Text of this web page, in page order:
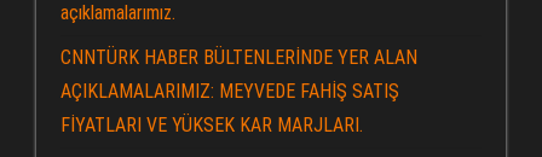
açıklamalarımız.
CNNTÜRK HABER BÜLTENLERİNDE YER ALAN
AÇIKLAMALARIMIZ: MEYVEDE FAHİŞ SATIŞ
FİYATLARI VE YÜKSEK KAR MARJLARI.